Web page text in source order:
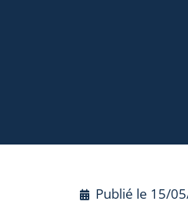
Publié le 15/